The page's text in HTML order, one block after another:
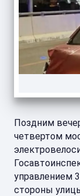
Поздним
четвертом
управлением
стороны